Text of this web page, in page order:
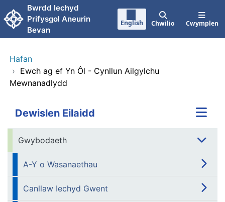
Neidio i'r prif gynnwy
Bwrdd Iechyd
Prifysgol Aneurin
Bevan
English Chwilio Cwymplen
Hafan
› Ewch ag ef Yn Ôl - Cynllun Ailgylchu
Mewnanadlydd
Dewislen Eilaidd
Gwybodaeth
A-Y o Wasanaethau
Canllaw Iechyd Gwent